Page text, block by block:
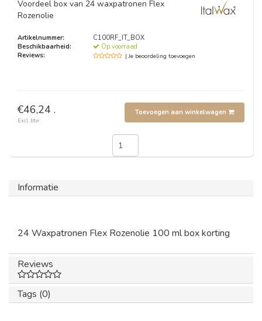
Voordeel box van 24 waxpatronen Flex
Rozenolie
Artikelnummer:
C100RF_IT_BOX
Beschikbaarheid:
Op voorraad
Reviews:
| Je beoordeling toevoegen
€46,24 .
Excl. btw
Toevoegen aan winkelwagen
Informatie
24 Waxpatronen Flex Rozenolie 100 ml box korting
Reviews
Tags (0)